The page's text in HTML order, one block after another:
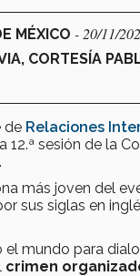
MÉXICO - 20/11/
CORTESÍA
de Relaciones
12.ª sesión de la
más joven del
sus siglas en
mundo para
crimen